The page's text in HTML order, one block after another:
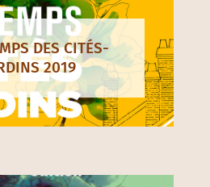
DES CITÉS-
2019